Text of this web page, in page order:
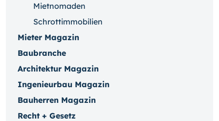
Mietnomaden
Schrottimmobilien
Mieter Magazin
Baubranche
Architektur Magazin
Ingenieurbau Magazin
Bauherren Magazin
Recht + Gesetz